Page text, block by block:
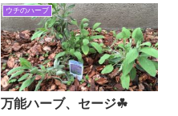
て帰って行くことないなぁと思っ
ていたら…(*´ω｀*)存在感たっぷ
りのプレゼントでした!!お友達
よ！これからも仲良...
ウチのハーブ
万能ハーブ、セージ☘